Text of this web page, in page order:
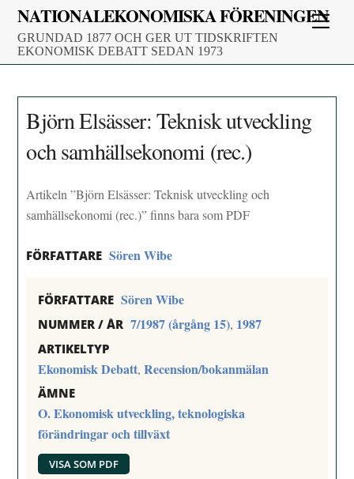
Skip
content
NATIONALEKONOMISKA FÖRENINGEN
GRUNDAD 1877 OCH GER UT TIDSKRIFTEN
EKONOMISK DEBATT SEDAN 1973
Björn Elsässer: Teknisk utveckling
och samhällsekonomi (rec.)
Artikeln ”Björn Elsässer: Teknisk utveckling och
samhällsekonomi (rec.)” finns bara som PDF
FÖRFATTARE Sören Wibe
FÖRFATTARE Sören Wibe
NUMMER / ÅR 7/1987 (årgång 15), 1987
ARTIKELTYP
Ekonomisk Debatt,Recension/bokanmälan
ÄMNE
O. Ekonomisk utveckling, teknologiska
förändringar och tillväxt
VISA SOM PDF